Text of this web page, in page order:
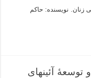
نویسنده: حاکم
آئینهاى